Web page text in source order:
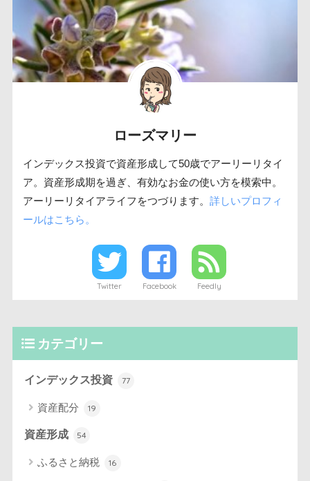
ローズマリー
インデックス投資で資産形成して50歳でアーリーリタイ
ア。資産形成期を過ぎ、有効なお金の使い方を模索中。
アーリーリタイアライフをつづります。 詳しいプロフィ
ールはこちら。
Twitter Facebook Feedly
カテゴリー
インデックス投資 77
資産配分 19
資産形成 54
ふるさと納税 16